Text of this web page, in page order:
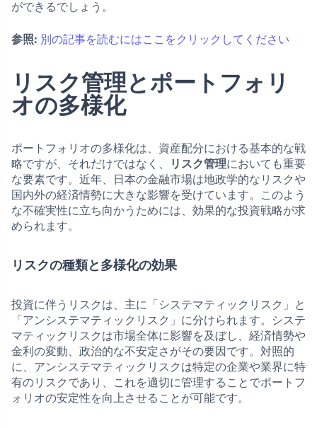
ができるでしょう。
参照: 別の記事を読むにはここをクリックしてください
リスク管理とポートフォリ
オの多様化
ポートフォリオの多様化は、資産配分における基本的な戦
略ですが、それだけではなく、
リスク管理においても重要
な要素です。近年、日本の金融市場は地政学的なリスクや
国内外の経済情勢に大きな影響を受けています。このよう
な不確実性に立ち向かうためには、効果的な投資戦略が求
められます。
リスクの種類と多様化の効果
投資に伴うリスクは、主に「システマティックリスク」と
「アンシステマティックリスク」に分けられます。システ
マティックリスクは市場全体に影響を及ぼし、経済情勢や
金利の変動、政治的な不安定さがその要因です。対照的
に、アンシステマティックリスクは特定の企業や業界に特
有のリスクであり、これを適切に管理することでポートフ
ォリオの安定性を向上させることが可能です。